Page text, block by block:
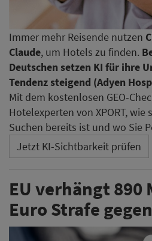
Immer mehr Reisende nutzen
Claude, um Hotels zu finden.
Deutschen setzen KI für ihre
Tendenz steigend (Adyen
Mit dem kostenlosen GEO-
Hotelexperten von XPORT,
Suchen bereits ist und wo Sie
Jetzt KI-Sichtbarkeit prüfen
EU verhängt 890
Euro Strafe